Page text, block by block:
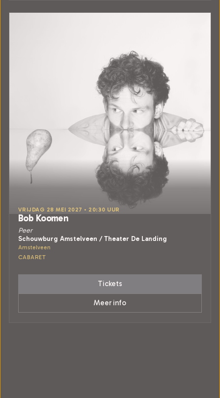
VRIJDAG 28 MEI 2027 • 20:30 UUR
Bob Koomen
Peer
Schouwburg Amstelveen / Theater De Landing
Amstelveen
CABARET
Tickets
Meer info